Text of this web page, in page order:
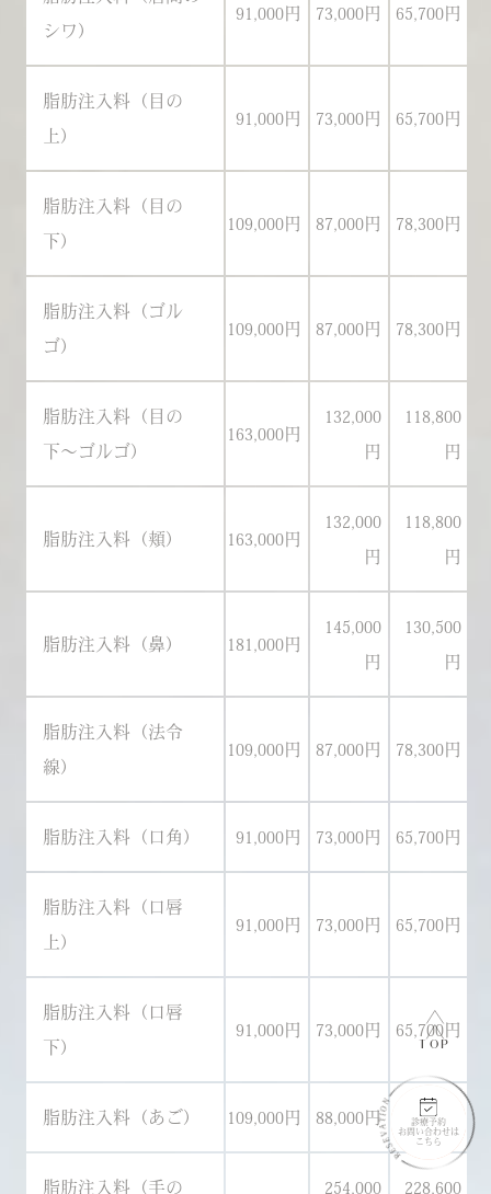
診療予約
お問い合わせは
こちら
TOP
シワ）
91,000円 73,000円 65,700円
脂肪注入料（目の
上）
91,000円 73,000円 65,700円
脂肪注入料（目の
下）
109,000円 87,000円 78,300円
脂肪注入料（ゴル
ゴ）
109,000円 87,000円 78,300円
脂肪注入料（目の
下〜ゴルゴ）
163,000円
132,000
円
118,800
円
脂肪注入料（頬） 163,000円
132,000
円
118,800
円
脂肪注入料（鼻） 181,000円
145,000
円
130,500
円
脂肪注入料（法令
線）
109,000円 87,000円 78,300円
脂肪注入料（口角） 91,000円 73,000円 65,700円
脂肪注入料（口唇
上）
91,000円 73,000円 65,700円
脂肪注入料（口唇
下）
91,000円 73,000円 65,700円
脂肪注入料（あご） 109,000円 88,000円 79,200円
脂肪注入料（手の 254,000 228,600